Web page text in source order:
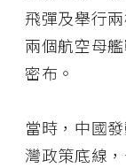
飛彈及舉行
兩個航空母
密布。
當時，中國
灣政策底線